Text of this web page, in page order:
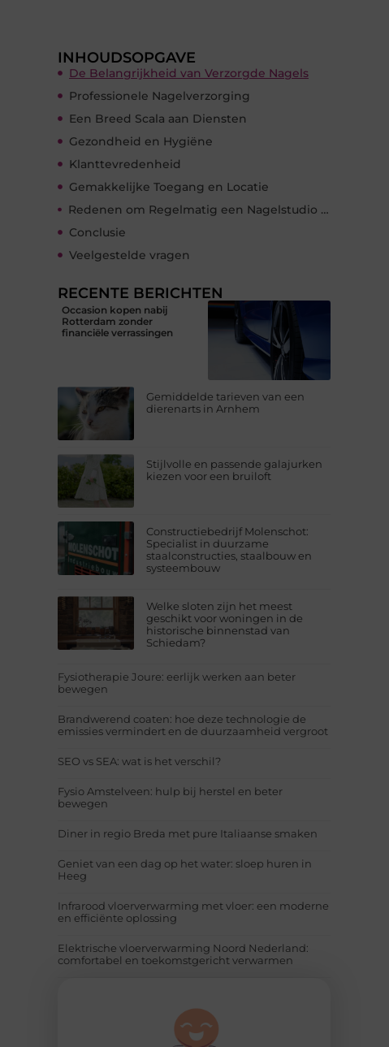
INHOUDSOPGAVE
De Belangrijkheid van Verzorgde Nagels
Professionele Nagelverzorging
Een Breed Scala aan Diensten
Gezondheid en Hygiëne
Klanttevredenheid
Gemakkelijke Toegang en Locatie
Redenen om Regelmatig een Nagelstudio te Bezoeken
Conclusie
Veelgestelde vragen
RECENTE BERICHTEN
Occasion kopen nabij
Rotterdam zonder
financiële verrassingen
Gemiddelde tarieven van een
dierenarts in Arnhem
Stijlvolle en passende galajurken
kiezen voor een bruiloft
Constructiebedrijf Molenschot:
Specialist in duurzame
staalconstructies, staalbouw en
systeembouw
Welke sloten zijn het meest
geschikt voor woningen in de
historische binnenstad van
Schiedam?
Fysiotherapie Joure: eerlijk werken aan beter
bewegen
Brandwerend coaten: hoe deze technologie de
emissies vermindert en de duurzaamheid vergroot
SEO vs SEA: wat is het verschil?
Fysio Amstelveen: hulp bij herstel en beter
bewegen
Diner in regio Breda met pure Italiaanse smaken
Geniet van een dag op het water: sloep huren in
Heeg
Infrarood vloerverwarming met vloer: een moderne
en efficiënte oplossing
Elektrische vloerverwarming Noord Nederland:
comfortabel en toekomstgericht verwarmen